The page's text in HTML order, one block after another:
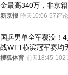
金最高340万，非京籍
1年
新京报 昨天10:06 57评论
国乒男单全军覆没！4
战WTT横滨冠军赛均
八强
搜狐体育 前天18:45 102